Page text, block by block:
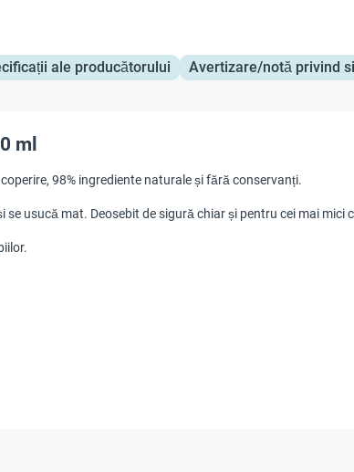
ale producătorului Avertizare/notă privind
ml
98% ingrediente naturale și fără conservanți.
usucă mat. Deosebit de sigură chiar și pentru cei mai